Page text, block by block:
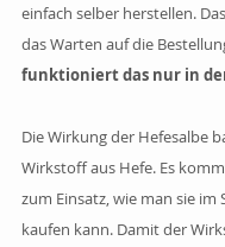
einfach selber herstellen.
das Warten auf die
funktioniert das nur in
Die Wirkung der Hefesalbe
Wirkstoff aus Hefe. Es
zum Einsatz, wie man sie im
kaufen kann. Damit der